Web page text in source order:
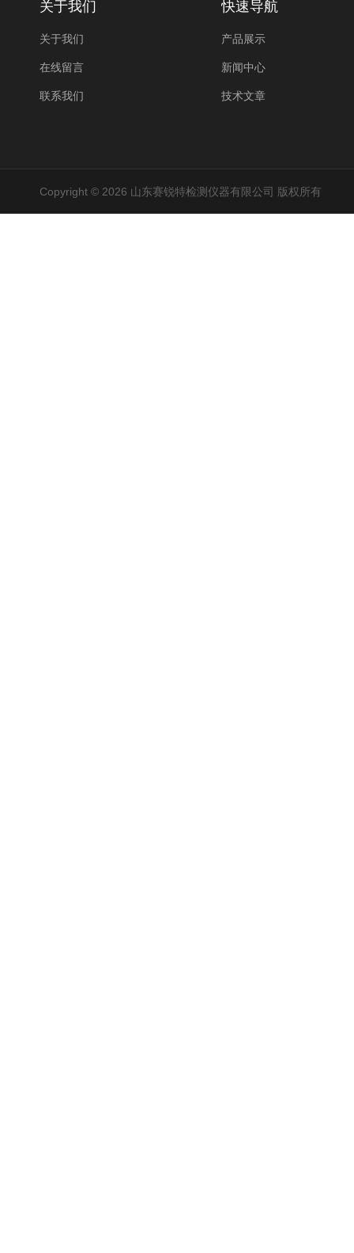
关于我们
关于我们
在线留言
联系我们
快速导航
产品展示
新闻中心
技术文章
Copyright © 2026 山东赛锐特检测仪器有限公司 版权所有